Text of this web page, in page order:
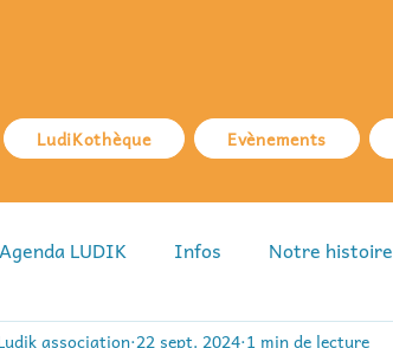
LudiKothèque Evènements
Agenda LUDIK Infos Notre histoire
association 22 sept. 2024 1 min de lecture